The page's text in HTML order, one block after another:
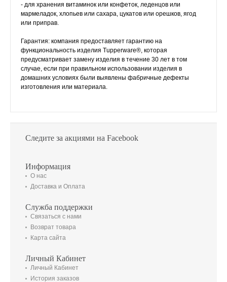
- для хранения витаминок или конфеток, леденцов или
мармеладок, хлопьев или сахара, цукатов или орешков, ягод
или приправ.
Гарантия: компания предоставляет гарантию на
функциональность изделия Tupperware®, которая
предусматривает замену изделия в течение 30 лет в том
случае, если при правильном использовании изделия в
домашних условиях были выявлены фабричные дефекты
изготовления или материала.
Следите за акциями на Facebook
Информация
О нас
Доставка и Оплата
Служба поддержки
Связаться с нами
Возврат товара
Карта сайта
Личный Кабинет
Личный Кабинет
История заказов